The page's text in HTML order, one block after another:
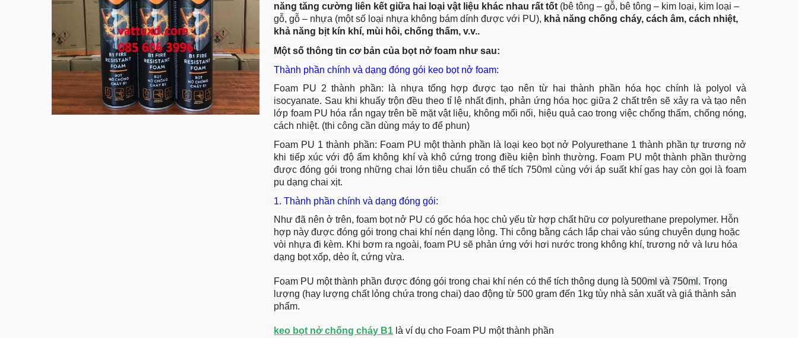
năng tăng cường liên kết giữa hai loại vật liệu khác nhau rất tốt (bê tông – gỗ, bê tông – kim loại, kim loại –
gỗ, gỗ – nhựa (một số loại nhựa không bám dính được với PU), khả năng chống cháy, cách âm, cách nhiệt,
khả năng bịt kín khí, mùi hôi, chống thấm, v.v..
Một số thông tin cơ bản của bọt nở foam như sau:
Thành phần chính và dạng đóng gói keo bọt nở foam:
Foam PU 2 thành phần: là nhựa tổng hợp được tạo nên từ hai thành phần hóa học chính là polyol và
isocyanate. Sau khi khuấy trộn đều theo tỉ lệ nhất định, phản ứng hóa học giữa 2 chất trên sẽ xảy ra và tạo nên
lớp foam PU hóa rắn ngay trên bề mặt vật liệu, không mối nối, hiệu quả cao trong việc chống thấm, chống nóng,
cách nhiệt. (thi công cần dùng máy to để phun)
Foam PU 1 thành phần: Foam PU một thành phần là loại keo bọt nở Polyurethane 1 thành phần tự trương nở
khi tiếp xúc với độ ẩm không khí và khô cứng trong điều kiện bình thường. Foam PU một thành phần thường
được đóng gói trong những chai lớn tiêu chuẩn có thể tích 750ml cùng với áp suất khí gas hay còn gọi là foam
pu dạng chai xịt.
1. Thành phần chính và dạng đóng gói:
Như đã nên ở trên, foam bọt nở PU có gốc hóa học chủ yếu từ hợp chất hữu cơ polyurethane prepolymer. Hỗn
hợp này được đóng gói trong chai khí nén dạng lỏng. Thi công bằng cách lắp chai vào súng chuyên dụng hoặc
vòi nhựa đi kèm. Khi bơm ra ngoài, foam PU sẽ phản ứng với hơi nước trong không khí, trương nở và lưu hóa
dạng bọt xốp, dẻo ít, cứng vừa.
Foam PU một thành phần được đóng gói trong chai khí nén có thể tích thông dụng là500ml và 750ml . Trọng
lượng (hay lượng chất lỏng chứa trong chai) dao động từ 500 gram đến 1kg tùy nhà sản xuất và giá thành sản
phẩm.
keo bọt nở chống cháy B1 là ví dụ cho Foam PU một thành phần